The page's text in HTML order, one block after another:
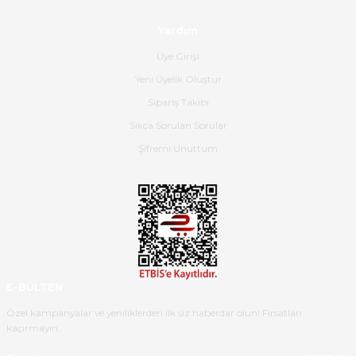
Hızlı bir şekilde elimize ulaştı
ulaştı.Ürünün paketlenmesi
gayet başarılı hasarsız bir şekilde
teslim aldım. Bu konudaki
hassasiyetleri ve Ürünün kalitesi
Üye Girişi
Yeni Üyelik Oluştur
Sipariş Takibi
Sıkça Sorulan Sorular
Şifremi Unuttum
Özel kampanyalar ve yeniliklerden ilk siz haberdar olun! Fırsatları
kaçırmayın.